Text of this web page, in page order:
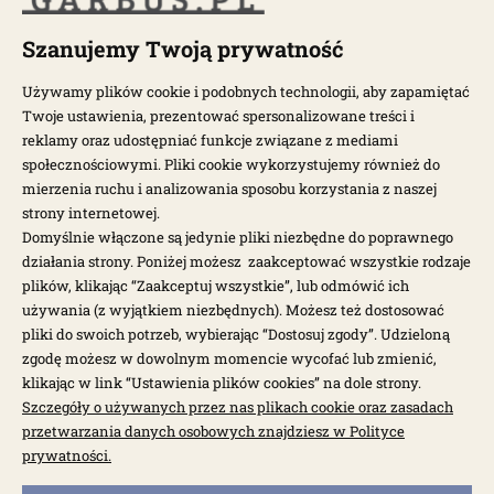
POPULARNE MODELE
NEWSLETTER
Otrzymuj najnowsze wiadomości i oferty bezpośrednio na swoją
pocztę.
ZAPISZ SIĘ >
Garbus.pl © 2026
Szanujemy Twoją prywatność
Używamy plików cookie i podobnych technologii, aby zapamiętać
Twoje ustawienia, prezentować spersonalizowane treści i
reklamy oraz udostępniać funkcje związane z mediami
społecznościowymi. Pliki cookie wykorzystujemy również do
mierzenia ruchu i analizowania sposobu korzystania z naszej
strony internetowej.
Domyślnie włączone są jedynie pliki niezbędne do poprawnego
działania strony. Poniżej możesz zaakceptować wszystkie rodzaje
plików, klikając “Zaakceptuj wszystkie”, lub odmówić ich
używania (z wyjątkiem niezbędnych). Możesz też dostosować
pliki do swoich potrzeb, wybierając “Dostosuj zgody”. Udzieloną
zgodę możesz w dowolnym momencie wycofać lub zmienić,
klikając w link “Ustawienia plików cookies” na dole strony.
Szczegóły o używanych przez nas plikach cookie oraz zasadach
przetwarzania danych osobowych znajdziesz w Polityce
prywatności.